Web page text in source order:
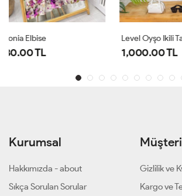
1,000.00 TL
Zeren
800.00 TL
Kurumsal
Hakkımızda - about
Sıkça Sorulan Sorular
Gizlilik ve
Kargo ve